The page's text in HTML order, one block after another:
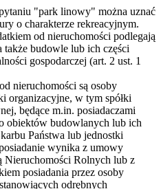
"park linowy" można uznać
o charakterze rekreacyjnym.
od nieruchomości podlegają
budowle lub ich części
gospodarczej (art. 2 ust. 1
nieruchomości są osoby
organizacyjne, w tym spółki
będące m.in. posiadaczami
obiektów budowlanych lub ich
Państwa lub jednostki
wynika z umowy
Nieruchomości Rolnych lub z
posiadania przez osoby
odrębnych